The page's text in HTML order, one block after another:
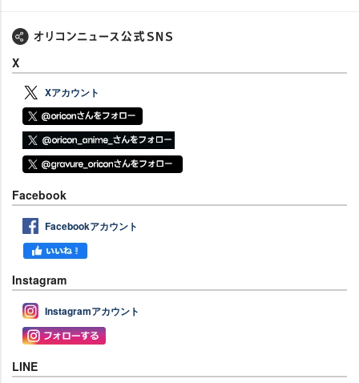
X
Xアカウント
Facebook
Facebookアカウント
Instagram
Instagramアカウント
LINE